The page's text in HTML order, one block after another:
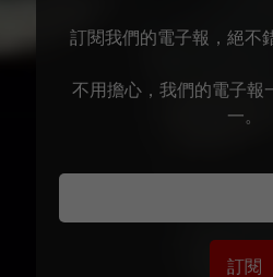
訂閱我們的電子報，絕不
不用擔心，我們的電子報
一。
訂閱